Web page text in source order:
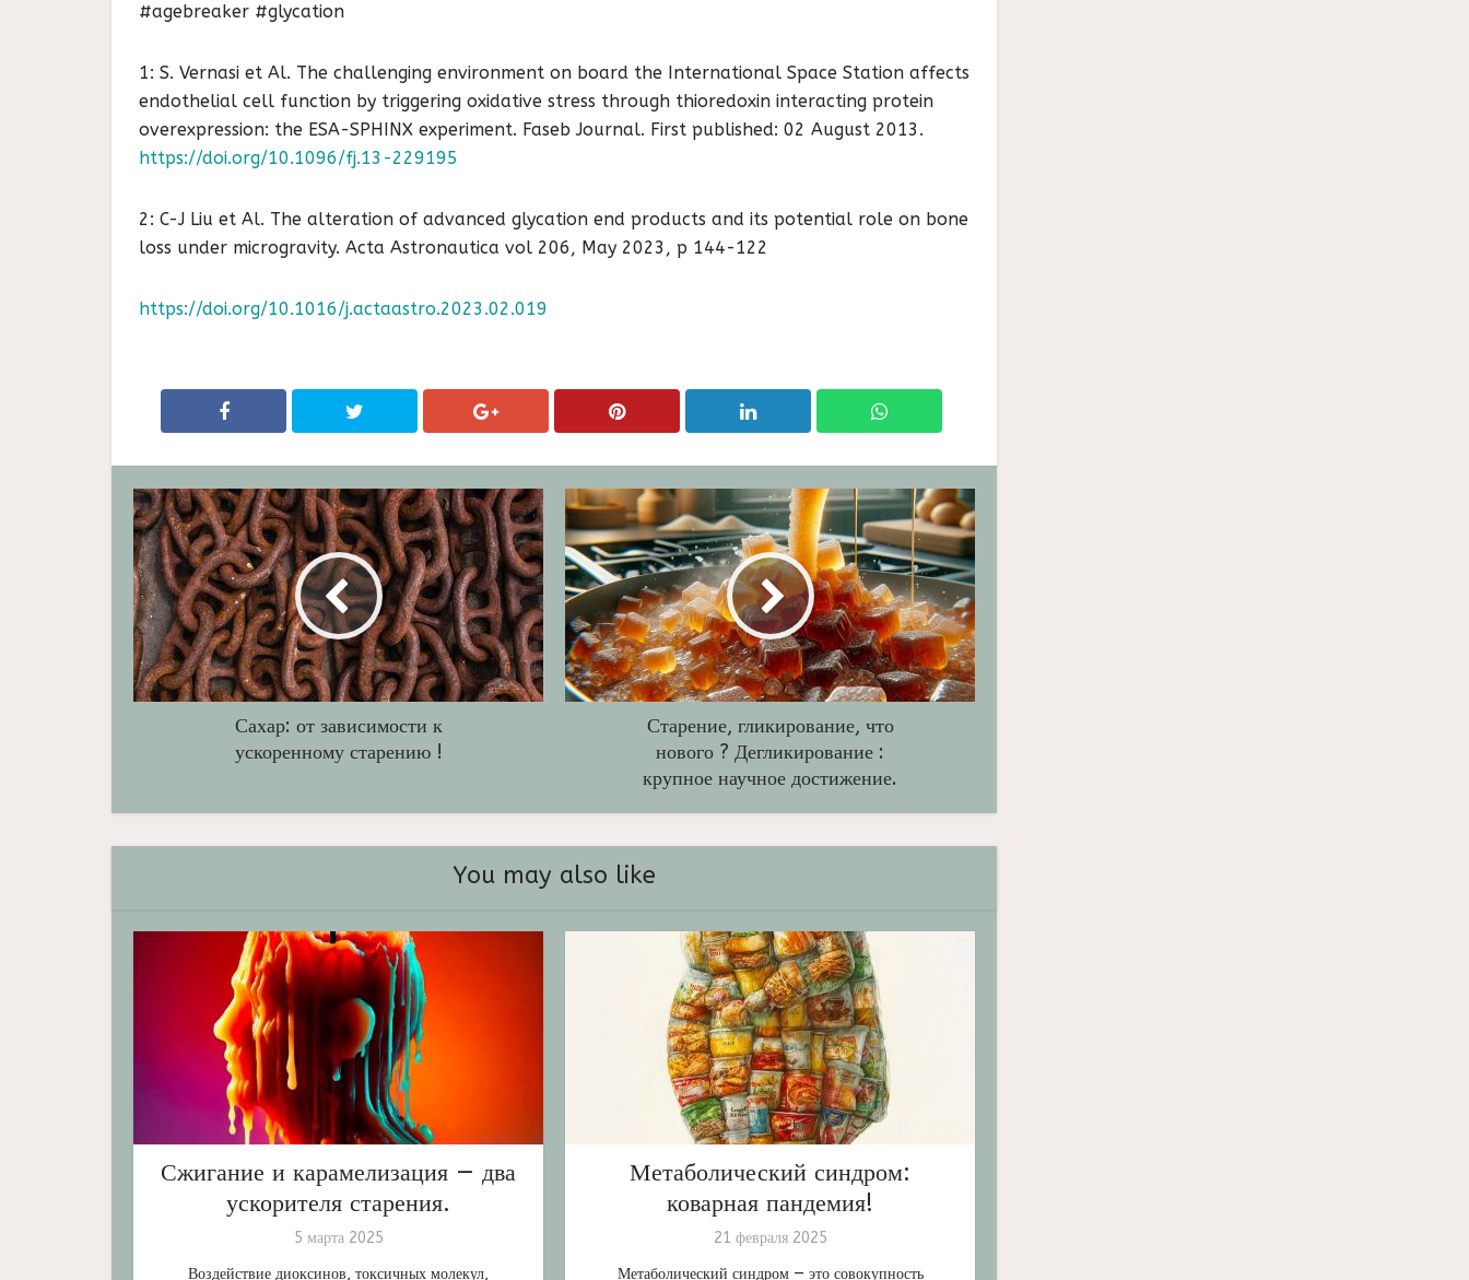
#agebreaker #glycation
1: S. Vernasi et Al. The challenging environment on board the International Space Station affects
endothelial cell function by triggering oxidative stress through thioredoxin interacting protein
overexpression: the ESA-SPHINX experiment. Faseb Journal. First published: 02 August 2013.
https://doi.org/10.1096/fj.13-229195
2: C-J Liu et Al. The alteration of advanced glycation end products and its potential role on bone
loss under microgravity. Acta Astronautica vol 206, May 2023, p 144-122
https://doi.org/10.1016/j.actaastro.2023.02.019
Сахар: от зависимости к
ускоренному старению !
Старение, гликирование, что
нового ? Дегликирование :
крупное научное достижение.
You may also like
Сжигание и карамелизация — два
ускорителя старения.
5 марта 2025
Воздействие диоксинов, токсичных молекул,
Метаболический синдром:
коварная пандемия!
21 февраля 2025
Метаболический синдром — это совокупность